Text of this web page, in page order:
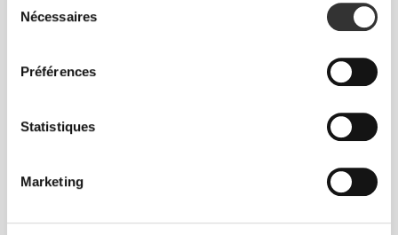
Nécessaires
Préférences
Statistiques
Marketing